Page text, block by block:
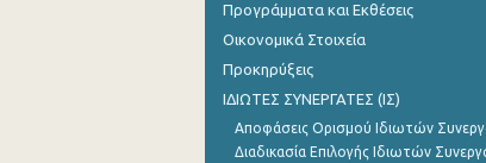
Προγράμματα και Εκθέσεις
Οικονομικά Στοιχεία
Προκηρύξεις
ΙΔΙΩΤΕΣ ΣΥΝΕΡΓΑΤΕΣ (ΙΣ)
Αποφάσεις Ορισμού Ιδιωτών
Διαδικασία Επιλογής Ιδιωτών